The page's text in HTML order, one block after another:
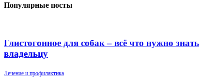
Популярные посты
Глистогонное для собак – всё что нужно знать
владельцу
Лечение и профилактика